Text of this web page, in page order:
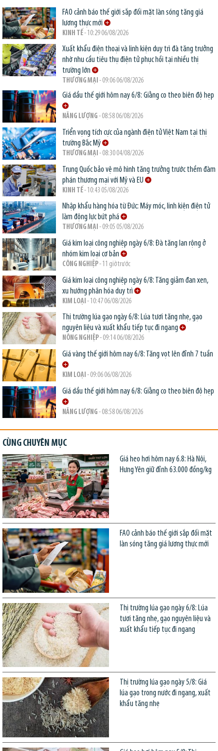
FAO cảnh báo thế giới sắp đối mặt làn sóng tăng giá
lương thực mới
KINH TẾ- 10:29 06/08/2026
Xuất khẩu điện thoại và linh kiện duy trì đà tăng trưởng
nhờ nhu cầu tiêu thụ điện tử phục hồi tại nhiều thị
trường lớn
THƯƠNG MẠI - 09:06 06/08/2026
Giá dầu thế giới hôm nay 6/8: Giằng co theo biên độ hẹp
NĂNG LƯỢNG - 08:58 06/08/2026
Triển vọng tích cực của ngành điện tử Việt Nam tại thị
trường Bắc Mỹ
THƯƠNG MẠI - 08:30 04/08/2026
Trung Quốc bảo vệ mô hình tăng trưởng trước thềm đàm
phán thương mại với Mỹ và EU
KINH TẾ- 10:43 05/08/2026
Nhập khẩu hàng hóa từ Đức: Máy móc, linh kiện điện tử
làm động lực bứt phá
THƯƠNG MẠI - 09:05 05/08/2026
Giá kim loại công nghiệp ngày 6/8: Đà tăng lan rộng ở
nhóm kim loại cơ bản
CÔNG NGHIỆP- 11 giờ trước
Giá kim loại công nghiệp ngày 6/8: Tăng giảm đan xen,
xu hướng phân hóa duy trì
KIM LOẠI - 10:47 06/08/2026
Thị trường lúa gạo ngày 6/8: Lúa tươi tăng nhẹ, gạo
nguyên liệu và xuất khẩu tiếp tục đi ngang
NÔNG NGHIỆP- 09:14 06/08/2026
Giá vàng thế giới hôm nay 6/8: Tăng vọt lên đỉnh 7 tuần
KIM LOẠI - 09:06 06/08/2026
Giá dầu thế giới hôm nay 6/8: Giằng co theo biên độ hẹp
NĂNG LƯỢNG - 08:58 06/08/2026
CÙNG CHUYÊN MỤC
Giá heo hơi hôm nay 6.8: Hà Nội,
Hưng Yên giữ đỉnh 63.000 đồng/kg
FAO cảnh báo thế giới sắp đối mặt
làn sóng tăng giá lương thực mới
Thị trường lúa gạo ngày 6/8: Lúa
tươi tăng nhẹ, gạo nguyên liệu và
xuất khẩu tiếp tục đi ngang
Thị trường lúa gạo ngày 5/8: Giá
lúa gạo trong nước đi ngang, xuất
khẩu tăng nhẹ